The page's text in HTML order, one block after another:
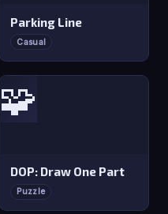
Parking Line
Casual
🧩
DOP: Draw One Part
Puzzle